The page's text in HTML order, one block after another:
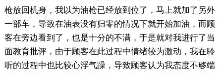
枪放回机身，我以为油枪已经放到位了，马上就加了另外
一部车，导致在油表没有归零的情况下就开始加油，而顾
客在旁边看到了，也是十分的不满，于是就对我进行了当
面教育批评，由于顾客在此过程中情绪较为激动，我在聆
听的过程中也比较心浮气躁，导致顾客认为我态度不够端